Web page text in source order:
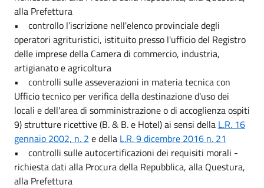
alla Prefettura
• controllo l’iscrizione nell'elenco provinciale degli
operatori agrituristici, istituito presso l'ufficio del Registro
delle imprese della Camera di commercio, industria,
artigianato e agricoltura
• controlli sulle asseverazioni in materia tecnica con
Ufficio tecnico per verifica della destinazione d'uso dei
locali e dell'area di somministrazione o di accoglienza ospiti
9) strutture ricettive (B. & B. e Hotel) ai sensi della L.R. 16
gennaio 2002, n. 2 e della L.R. 9 dicembre 2016 n. 21
• controlli sulle autocertificazioni dei requisiti morali -
richiesta dati alla Procura della Repubblica, alla Questura,
alla Prefettura